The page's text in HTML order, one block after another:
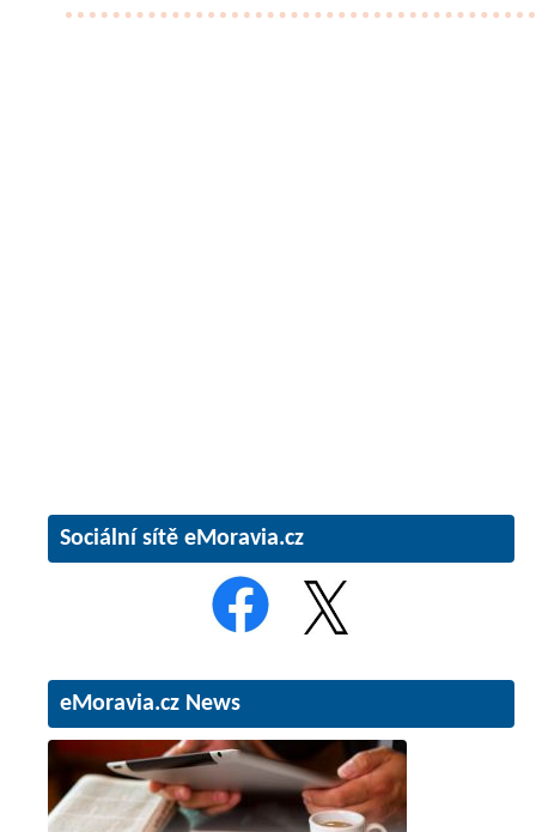
Sociální sítě eMoravia.cz
eMoravia.cz News